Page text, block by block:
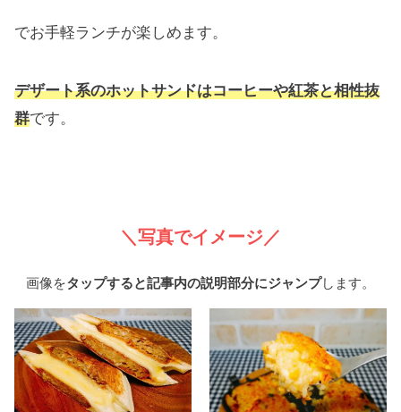
でお手軽ランチが楽しめます。
デザート系のホットサンドはコーヒーや紅茶と相性抜
群です。
＼写真でイメージ／
画像をタップすると記事内の説明部分にジャンプします。